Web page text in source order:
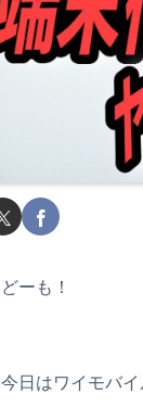
どーも！
今日はワイモバ